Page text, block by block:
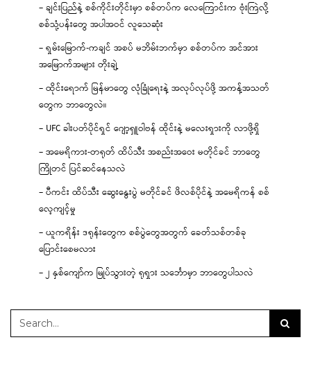
– ချင်းပြည်နဲ့ စစ်ကိုင်းတိုင်းမှာ စစ်တပ်က လေကြောင်းက ဗုံးကြဲလို့
စစ်သုံ့ပန်းတွေ အပါအဝင် လူသေဆုံး
– ရှမ်းမြောက်-ကချင် အစပ် မဘိမ်းဘက်မှာ စစ်တပ်က အင်အား
အမြောက်အများ တိုးချဲ့
– ထိုင်းရောက် မြန်မာတွေ လုံခြုံရေးနဲ့ အလုပ်လုပ်ဖို့ အကန့်အသတ်
တွေက ဘာတွေလဲ။
– UFC ခါးပတ်ပိုင်ရှင် ဂျော့ရှူဝါဗန် ထိုင်းနဲ့ မလေးရှားကို လာဖို့ရှိ
– အမေရိကား-တရုတ် ထိပ်သီး အစည်းအဝေး မတိုင်ခင် ဘာတွေ
ကြိုတင် ပြင်ဆင်နေသလဲ
– ပီကင်း ထိပ်သီး ဆွေးနွေးပွဲ မတိုင်ခင် ဖိလစ်ပိုင်နဲ့ အမေရိကန် စစ်
လေ့ကျင့်မှု
– ယူကရိန်း ဒရုန်းတွေက စစ်ပွဲတွေအတွက် ခေတ်သစ်တစ်ခု
ပြောင်းစေမလား
– ၂ နှစ်ကျော်က မြုပ်သွားတဲ့ ရုရှား သင်္ဘောမှာ ဘာတွေပါသလဲ